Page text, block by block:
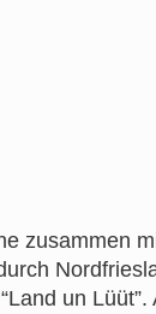
zusammen
un